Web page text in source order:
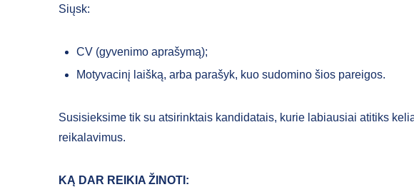
Siųsk:
CV (gyvenimo aprašymą);
Motyvacinį laišką, arba parašyk, kuo sudomino šios pareigos.
Susisieksime tik su atsirinktais kandidatais, kurie labiausiai atitiks
reikalavimus.
KĄ DAR REIKIA ŽINOTI: